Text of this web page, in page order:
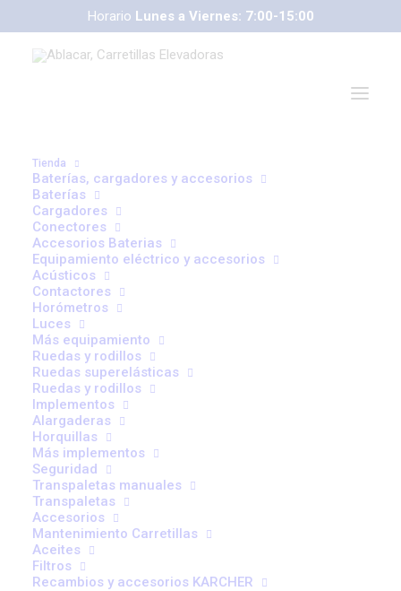
Horario Lunes a Viernes: 7:00-15:00
Tienda
Baterías, cargadores y accesorios
Baterías
Cargadores
Conectores
Accesorios Baterias
Equipamiento eléctrico y accesorios
Acústicos
Contactores
Horómetros
Luces
Más equipamiento
Ruedas y rodillos
Ruedas superelásticas
Ruedas y rodillos
Implementos
Alargaderas
Horquillas
Más implementos
Seguridad
Transpaletas manuales
Transpaletas
Accesorios
Mantenimiento Carretillas
Aceites
Filtros
Recambios y accesorios KARCHER
Carretillas Elevadoras
Ecológicas: La
Respuesta de Ablacar
al Cambio Climático